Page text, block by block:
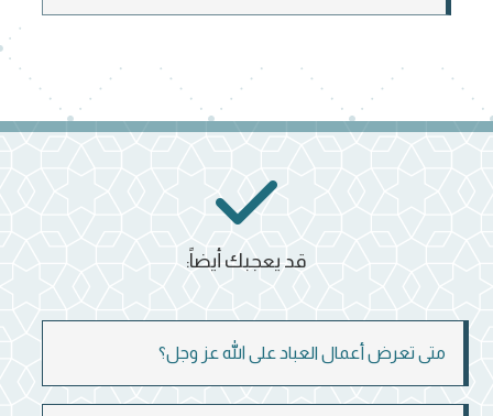
متى تعرض أعمال العباد على الله عز وجل؟
قد يعجبك أيضاً: